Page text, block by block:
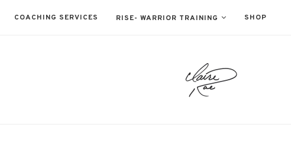
COACHING SERVICES RISE- WARRIOR TRAINING SHOP